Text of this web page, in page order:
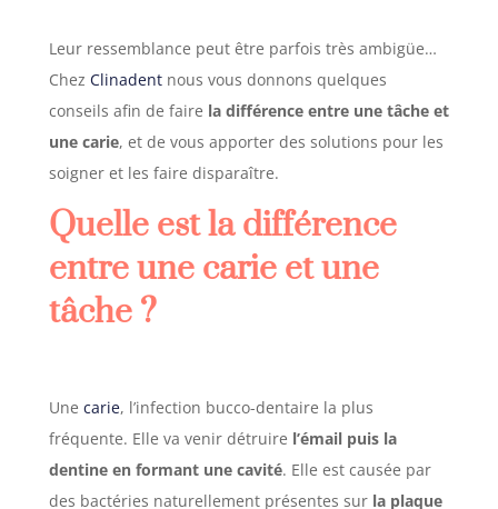
Leur ressemblance peut être parfois très ambigüe…
Chez Clinadentnous vous donnons quelques
conseils afin de faire la différence entre une tâche et
une carie, et de vous apporter des solutions pour les
soigner et les faire disparaître.
Quelle est la différence
entre une carie et une
tâche ?
Une carie, l’infection bucco-dentaire la plus
fréquente. Elle va venir détruire l’émail puis la
dentine en formant une cavité. Elle est causée par
des bactéries naturellement présentes sur la plaque